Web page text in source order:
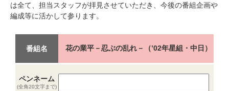
は全て、担当スタッフが拝見させていただき、今後の番組企画や
編成等に活かして参ります。
番組名 花の業平－忍ぶの乱れ－（’02年星組・中日）
ペンネーム
(全角20文字まで)